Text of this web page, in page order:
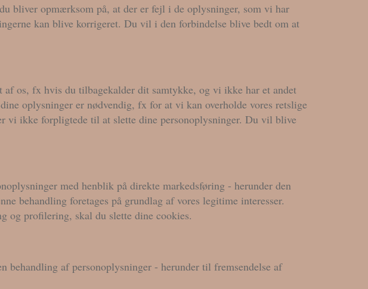
bliver opmærksom på, at der er fejl i de oplysninger, som vi har
kan blive korrigeret. Du vil i den forbindelse blive bedt om at
os, fx hvis du tilbagekalder dit samtykke, og vi ikke har et andet
oplysninger er nødvendig, fx for at vi kan overholde vores retslige
vi ikke forpligtede til at slette dine personoplysninger. Du vil blive
med henblik på direkte markedsføring - herunder den
behandling foretages på grundlag af vores legitime interesser.
og profilering, skal du slette dine cookies.
af personoplysninger - herunder til fremsendelse af